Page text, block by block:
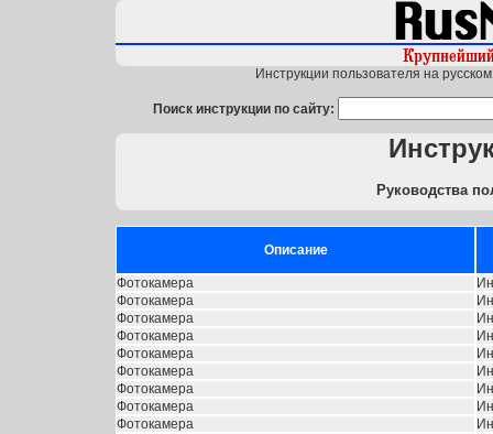
Инструкции пользователя на
Поиск инструкции по сайту:
Руководства
Описание
Фотокамера
Фотокамера
Фотокамера
Фотокамера
Фотокамера
Фотокамера
Фотокамера
Фотокамера
Фотокамера